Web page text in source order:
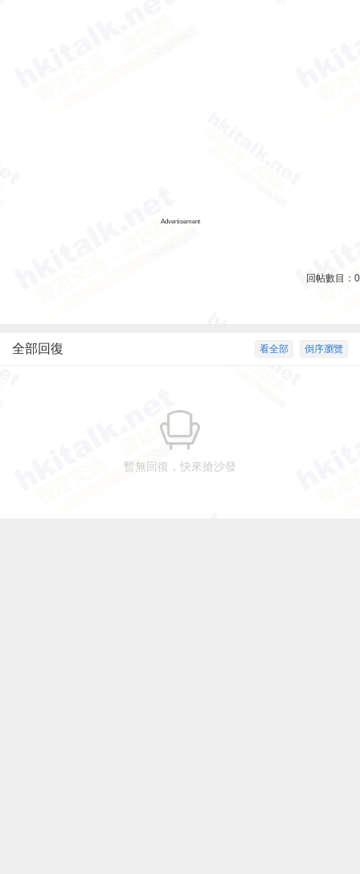
Advertisement
回帖數目： 0
倒序瀏覽
看全部
全部回復
暫無回復，快來搶沙發